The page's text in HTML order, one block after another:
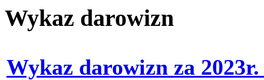
Wykaz darowizn
Wykaz darowizn za